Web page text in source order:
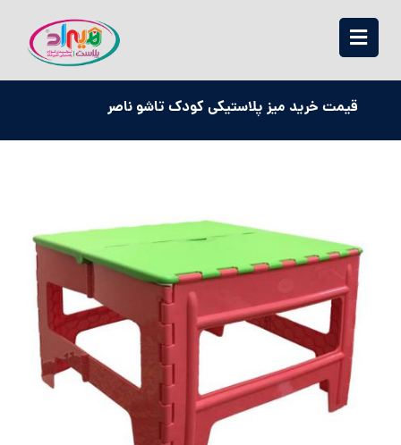
قیمت خرید میز پلاستیکی کودک تاشو ناصر